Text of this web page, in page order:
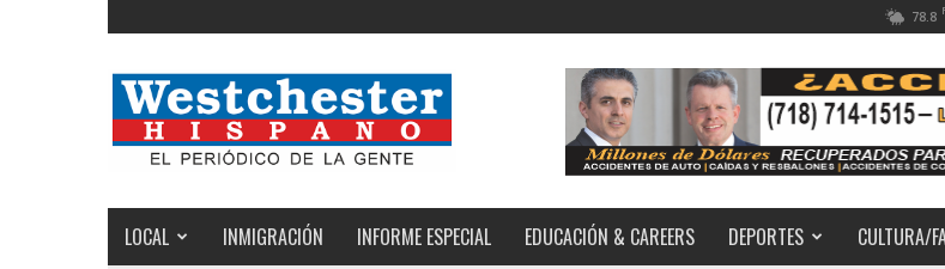
78.8 F
Noticias
de
Westchester,
Estados
y
el
Mundo
LOCAL INMIGRACIÓN INFORME ESPECIAL EDUCACIÓN & CAREERS DEPORTES CULTURA/